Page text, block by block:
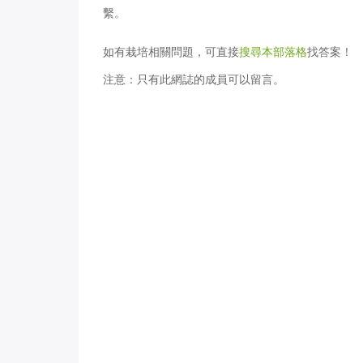
繫。
如有栽培相關問題，可直接搜尋本部落格找答案！
注意：只有此網誌的成員可以留言。